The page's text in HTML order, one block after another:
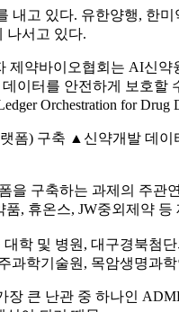
고 있다. 유한양행, 한
나서고 있다.
약바이오협회는 AI신
터를 안전하게 보호할
Orchestration for Drug
폼) 구축 ▲신약개발 데
을 구축하는 과제의 주
, 휴온스, JW중외제약
학 및 병원, 대구경북
학기술원, 목암생명과
큰 난관 중 하나인